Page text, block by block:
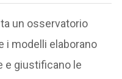
un osservatorio
i modelli elaborano
e giustificano le